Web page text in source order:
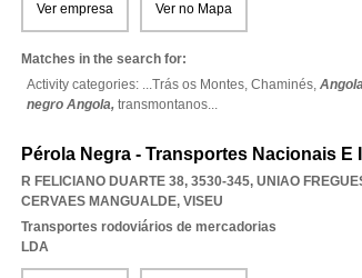
Ver empresa Ver no Mapa
Matches in the search for:
Activity categories: ...Trás os Montes, Chaminés,
negro Angola, transmontanos...
Pérola Negra - Transportes Nacionais
R FELICIANO DUARTE 38, 3530-345, UNIAO
CERVAES MANGUALDE, VISEU
Transportes rodoviários de mercadorias
LDA